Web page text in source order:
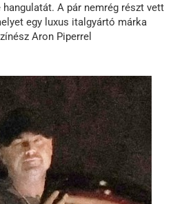
A pár nemrég részt vett
egy luxus italgyártó márka
Aron Piperrel